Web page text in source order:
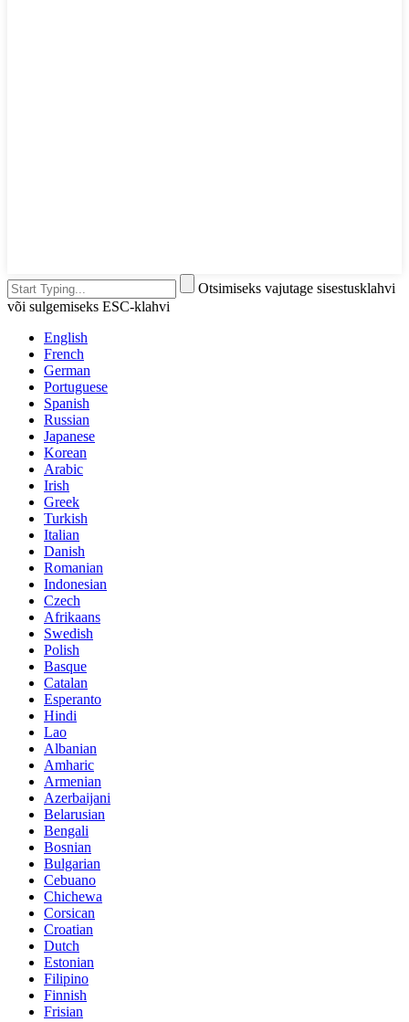
Otsimiseks vajutage sisestusklahvi
või sulgemiseks ESC-klahvi
English
French
German
Portuguese
Spanish
Russian
Japanese
Korean
Arabic
Irish
Greek
Turkish
Italian
Danish
Romanian
Indonesian
Czech
Afrikaans
Swedish
Polish
Basque
Catalan
Esperanto
Hindi
Lao
Albanian
Amharic
Armenian
Azerbaijani
Belarusian
Bengali
Bosnian
Bulgarian
Cebuano
Chichewa
Corsican
Croatian
Dutch
Estonian
Filipino
Finnish
Frisian